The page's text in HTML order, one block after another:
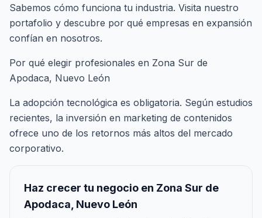
Sabemos cómo funciona tu industria. Visita nuestro
portafolio y descubre por qué empresas en expansión
confían en nosotros.
Por qué elegir profesionales en Zona Sur de
Apodaca, Nuevo León
La adopción tecnológica es obligatoria. Según estudios
recientes, la inversión en marketing de contenidos
ofrece uno de los retornos más altos del mercado
corporativo.
Haz crecer tu negocio en Zona Sur de
Apodaca, Nuevo León